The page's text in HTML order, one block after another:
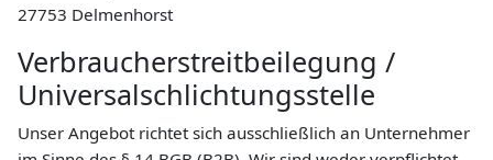
27753 Delmenhorst
Verbraucherstreitbeilegung /
Universalschlichtungsstelle
Unser Angebot richtet sich ausschließlich an Unternehmer